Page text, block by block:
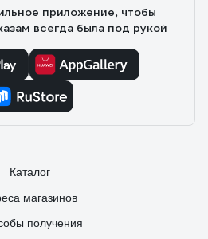
приложение, чтобы
всегда была под рукой
Каталог
магазинов
получения